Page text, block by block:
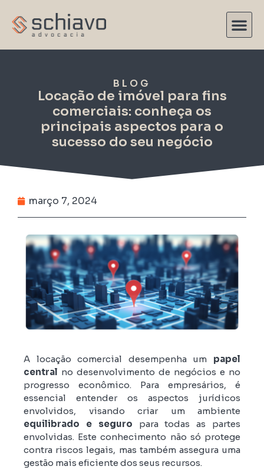
BLOG
Locação de imóvel para fins
comerciais: conheça os
principais aspectos para o
sucesso do seu negócio
março 7, 2024
A locação comercial desempenha um papel
central no desenvolvimento de negócios e no
progresso econômico. Para empresários, é
essencial entender os aspectos jurídicos
envolvidos, visando criar um ambiente
equilibrado e seguro para todas as partes
envolvidas. Este conhecimento não só protege
contra riscos legais, mas também assegura uma
gestão mais eficiente dos seus recursos.